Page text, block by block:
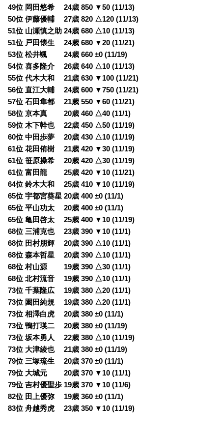
49位 岡田悠希 24歳 850 ▼50 (11/13)
50位 伊藤優輔 27歳 820 △120 (11/13)
51位 山瀬慎之助 24歳 680 △10 (11/13)
51位 戸田懐生 24歳 680 ▼20 (11/21)
53位 松井颯 24歳 660 ±0 (11/19)
54位 喜多隆介 26歳 640 △10 (11/13)
55位 代木大和 21歳 630 ▼100 (11/21)
56位 直江大輔 24歳 600 ▼750 (11/21)
57位 石田隼都 21歳 550 ▼60 (11/21)
58位 京本真 20歳 460 △40 (11/1)
59位 木下幹也 22歳 450 △50 (11/19)
60位 中田歩夢 20歳 430 △10 (11/19)
61位 花田侑樹 21歳 420 ▼30 (11/19)
61位 笹原操希 20歳 420 △30 (11/19)
61位 富田龍 25歳 420 ▼10 (11/21)
64位 鈴木大和 25歳 410 ▼10 (11/19)
65位 宇都宮葵星 20歳 400 ±0 (11/1)
65位 平山功太 20歳 400 ±0 (11/1)
65位 亀田啓太 25歳 400 ▼10 (11/19)
68位 三浦克也 23歳 390 ▼10 (11/1)
68位 田村朋輝 20歳 390 △10 (11/1)
68位 森本哲星 20歳 390 △10 (11/1)
68位 村山源 19歳 390 △30 (11/1)
68位 北村流音 19歳 390 △10 (11/1)
73位 千葉隆広 19歳 380 △20 (11/1)
73位 園田純規 19歳 380 △20 (11/1)
73位 相澤白虎 20歳 380 ±0 (11/1)
73位 鴨打瑛二 20歳 380 ±0 (11/19)
73位 坂本勇人 22歳 380 △10 (11/19)
73位 大津綾也 21歳 380 ±0 (11/19)
79位 三塚琉生 20歳 370 ±0 (11/1)
79位 大城元 20歳 370 ▼10 (11/1)
79位 吉村優聖歩 19歳 370 ▼10 (11/6)
82位 田上優弥 19歳 360 ±0 (11/1)
83位 舟越秀虎 23歳 350 ▼10 (11/19)